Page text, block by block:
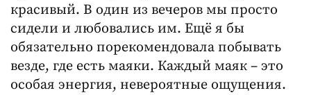
красивый. В один из вечеров мы просто
сидели и любовались им. Ещё я бы
обязательно порекомендовала побывать
везде, где есть маяки. Каждый маяк – это
особая энергия, невероятные ощущения.